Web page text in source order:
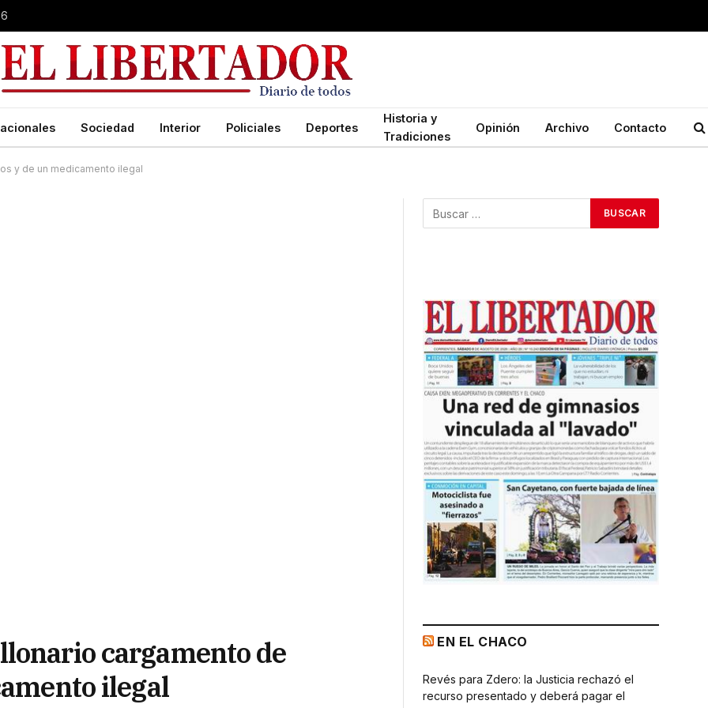
Sociedad Interior Policiales Deportes
Historia y
Tradiciones
Opinión Archivo Contacto
y de un medicamento ilegal
cargamento de
ilegal
EN EL CHACO
Revés para Zdero: la Justicia rechazó el
recurso presentado y deberá pagar el